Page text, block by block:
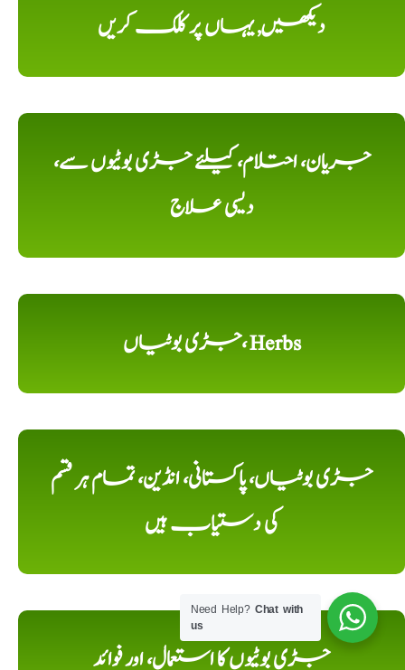
دیکھیں, یہاں پر کلک کریں
جریان، احتلام، کیلئے جڑی بوٹیوں سے،
دیسی علاج
جڑی بوٹیاں، Herbs
جڑی بوٹیاں، پاکستانی، انڈین، تمام ہر قسم
کی دستیاب ہیں
جڑی بوٹیوں کا استعمال، اور فوائد
Need Help?Chat with
us